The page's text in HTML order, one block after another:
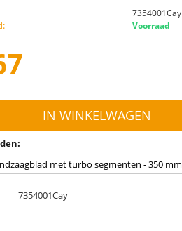
7354001Cay
Voorraad
IN WINKELWAGEN
7354001Cay